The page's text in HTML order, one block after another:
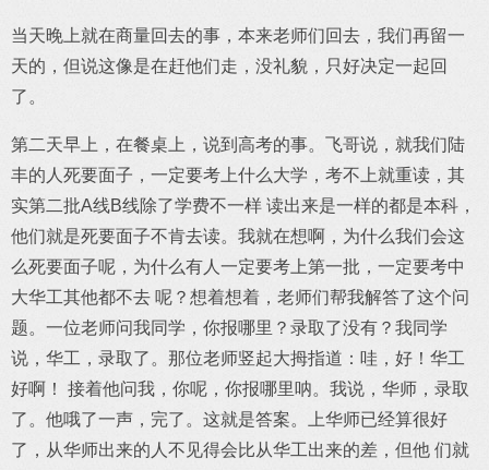
当天晚上就在商量回去的事，本来老师们回去，我们再留一
天的，但说这像是在赶他们走，没礼貌，只好决定一起回
了。
第二天早上，在餐桌上，说到高考的事。飞哥说，就我们陆
丰的人死要面子，一定要考上什么大学，考不上就重读，其
实第二批A线B线除了学费不一样 读出来是一样的都是本科，
他们就是死要面子不肯去读。我就在想啊，为什么我们会这
么死要面子呢，为什么有人一定要考上第一批，一定要考中
大华工其他都不去 呢？想着想着，老师们帮我解答了这个问
题。一位老师问我同学，你报哪里？录取了没有？我同学
说，华工，录取了。那位老师竖起大拇指道：哇，好！华工
好啊！ 接着他问我，你呢，你报哪里呐。我说，华师，录取
了。他哦了一声，完了。这就是答案。上华师已经算很好
了，从华师出来的人不见得会比从华工出来的差，但他 们就